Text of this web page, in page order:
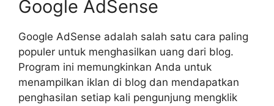
Google AdSense
Google AdSense adalah salah satu cara paling
populer untuk menghasilkan uang dari blog.
Program ini memungkinkan Anda untuk
menampilkan iklan di blog dan mendapatkan
penghasilan setiap kali pengunjung mengklik